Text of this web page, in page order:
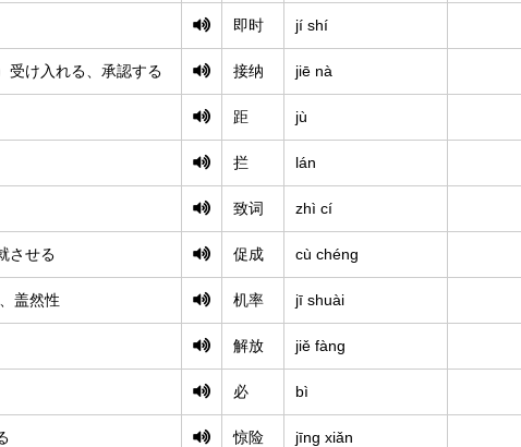
即时 jí shí
受け入れる、承認する 接纳 jiē nà
距 jù
拦 lán
致词 zhì cí
させる 促成 cù chéng
盖然性 机率 jī shuài
解放 jiě fàng
必 bì
惊险 jīng xiǎn